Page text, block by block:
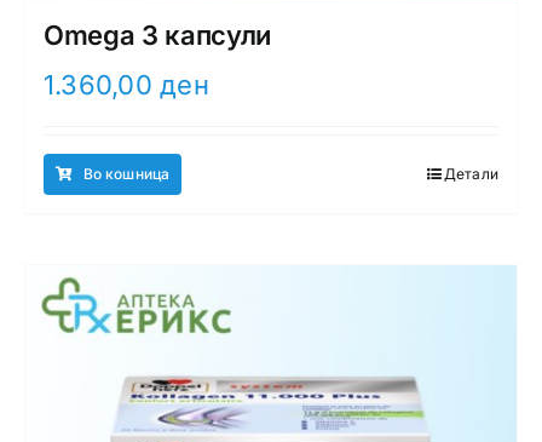
Omega 3 капсули
1.360,00ден
Во кошница Детали